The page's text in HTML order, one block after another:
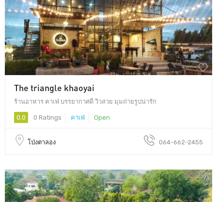
The triangle khaoyai
ร้านอาหาร คาเฟ่ บรรยากาศดี วิวสวย มุมถ่ายรูปน่ารัก
0.0 0 Ratings คาเฟ่ Open
โป่งตาลอง 064-662-2455